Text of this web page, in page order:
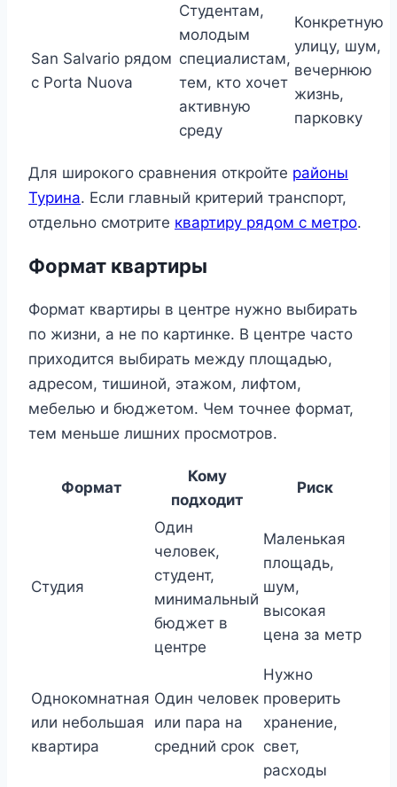
San Salvario рядом
с Porta Nuova
Студентам,
молодым
специалистам,
тем, кто хочет
активную
среду
Конкретную
улицу, шум,
вечернюю
жизнь,
парковку
Для широкого сравнения откройте районы
Турина. Если главный критерий транспорт,
отдельно смотрите квартиру рядом с метро.
Формат квартиры
Формат квартиры в центре нужно выбирать
по жизни, а не по картинке. В центре часто
приходится выбирать между площадью,
адресом, тишиной, этажом, лифтом,
мебелью и бюджетом. Чем точнее формат,
тем меньше лишних просмотров.
Формат
Кому
подходит
Риск
Студия
Один
человек,
студент,
минимальный
бюджет в
центре
Маленькая
площадь,
шум,
высокая
цена за метр
Однокомнатная
или небольшая
квартира
Один человек
или пара на
средний срок
Нужно
проверить
хранение,
свет,
расходы